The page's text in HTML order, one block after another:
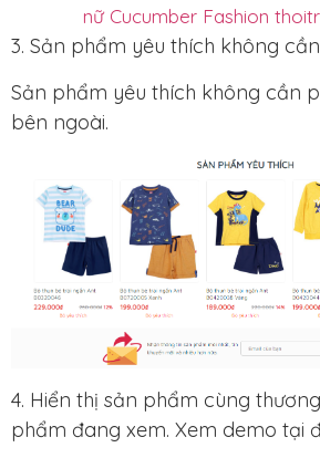
nữ Cucumber Fashion
3. Sản phẩm yêu thích không
Sản phẩm yêu thích không cần
bên ngoài.
4. Hiển thị sản phẩm cùng
phẩm đang xem. Xem demo tại